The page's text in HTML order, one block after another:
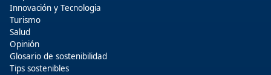
Innovación y Tecnologia
Turismo
Salud
Opinión
Glosario de sostenibilidad
Tips sostenibles